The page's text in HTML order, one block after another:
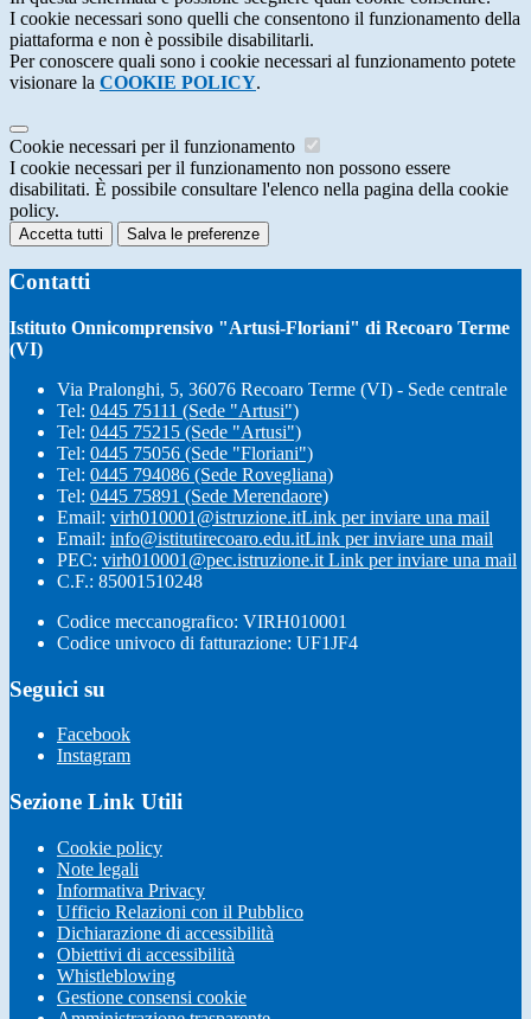
I cookie necessari sono quelli che consentono il funzionamento della
piattaforma e non è possibile disabilitarli.
Per conoscere quali sono i cookie necessari al funzionamento potete
visionare la COOKIE POLICY.
Cookie necessari per il funzionamento
I cookie necessari per il funzionamento non possono essere
disabilitati. È possibile consultare l'elenco nella pagina della cookie
policy.
Accetta tutti Salva le preferenze
Contatti
Istituto Onnicomprensivo "Artusi-Floriani" di Recoaro Terme
(VI)
Via Pralonghi, 5, 36076 Recoaro Terme (VI) - Sede centrale
Tel: 0445 75111 (Sede "Artusi")
Tel: 0445 75215 (Sede "Artusi")
Tel: 0445 75056 (Sede "Floriani")
Tel: 0445 794086 (Sede Rovegliana)
Tel: 0445 75891 (Sede Merendaore)
Email: virh010001@istruzione.itLink per inviare una mail
Email: info@istitutirecoaro.edu.itLink per inviare una mail
PEC: virh010001@pec.istruzione.it Link per inviare una mail
C.F.: 85001510248
Codice meccanografico: VIRH010001
Codice univoco di fatturazione: UF1JF4
Seguici su
Facebook
Instagram
Sezione Link Utili
Cookie policy
Note legali
Informativa Privacy
Ufficio Relazioni con il Pubblico
Dichiarazione di accessibilità
Obiettivi di accessibilità
Whistleblowing
Gestione consensi cookie